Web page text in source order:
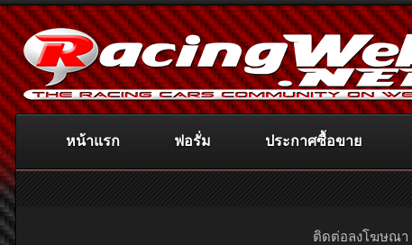
ติดต่อลงโฆษณา
หน้าแรก ฟอรั่ม ประกาศซื้อขาย